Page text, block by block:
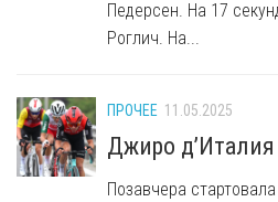
Педерсен. На 17
Роглич. На...
ПРОЧЕЕ 11.05.2025
Джиро д’Италия
Позавчера